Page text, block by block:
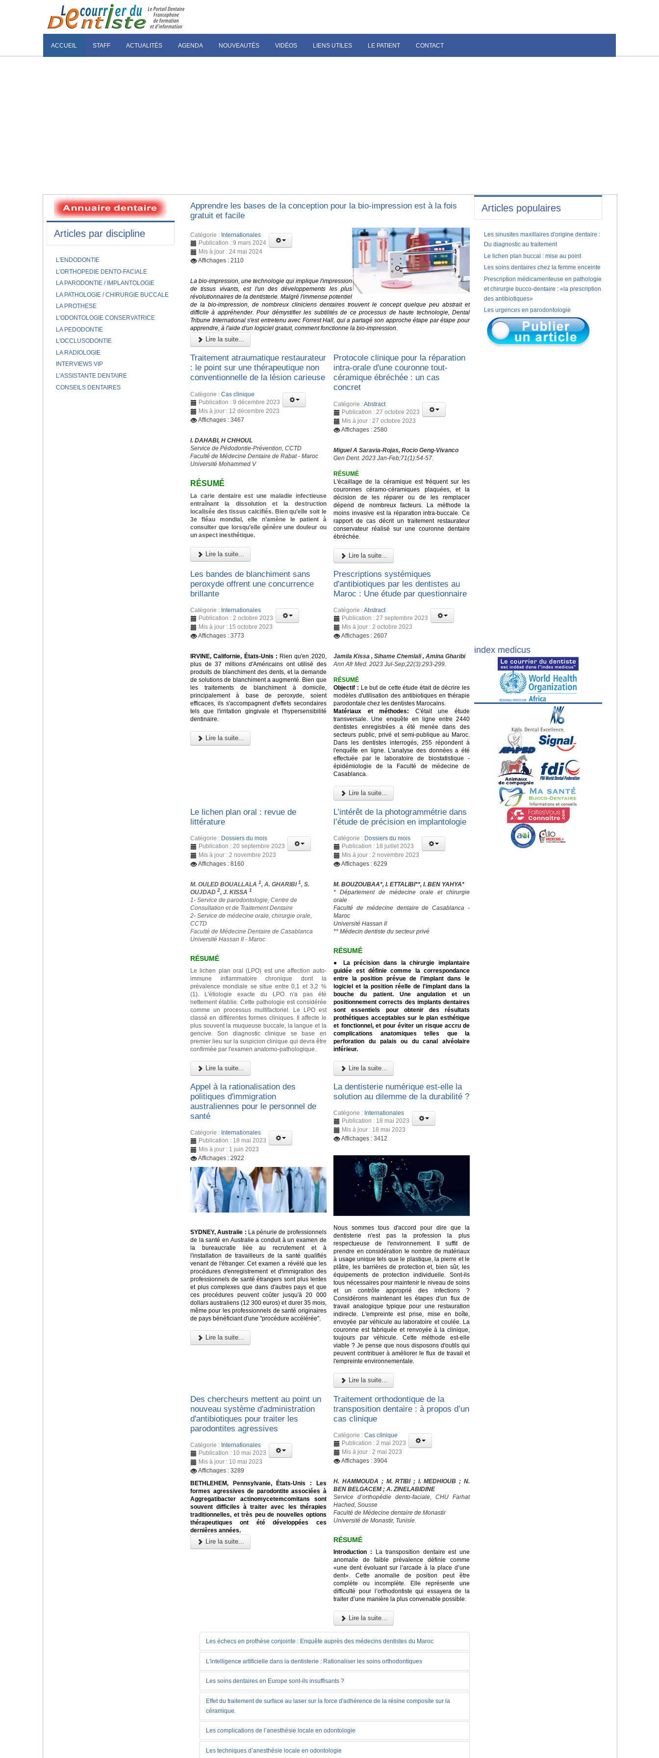
ACCUEIL STAFF ACTUALITÉS AGENDA NOUVEAUTÉS VIDÉOS LIENS UTILES LE PATIENT CONTACT
Apprendre les bases de la conception pour la bio-impression est à la fois
gratuit et facile
Catégorie : Internationales
Publication : 9 mars 2024
Mis à jour : 24 mai 2024
Affichages : 2110
La bio-impression, une technologie qui implique l'impression
de tissus vivants, est l'un des développements les plus
révolutionnaires de la dentisterie. Malgré l'immense potentiel
de la bio-impression, de nombreux cliniciens dentaires trouvent le concept quelque peu abstrait et
difficile à appréhender. Pour démystifier les subtilités de ce processus de haute technologie, Dental
Tribune International s'est entretenu avec Forrest Hall, qui a partagé son approche étape par étape pour
apprendre, à l'aide d'un logiciel gratuit, comment fonctionne la bio-impression.
Lire la suite...
Traitement atraumatique restaurateur
: le point sur une thérapeutique non
conventionnelle de la lésion carieuse
Catégorie : Cas clinique
Publication : 9 décembre 2023
Mis à jour : 12 décembre 2023
Affichages : 3467
I. DAHABI, H CHHOUL
Service de Pédodontie-Prévention, CCTD
Faculté de Médecine Dentaire de Rabat - Maroc
Université Mohammed V
RÉSUMÉ
La carie dentaire est une maladie infectieuse
entraînant la dissolution et la destruction
localisée des tissus calcifiés. Bien qu’elle soit le
3e fléau mondial, elle n’amène le patient à
consulter que lorsqu’elle génère une douleur ou
un aspect inesthétique.
Lire la suite...
Protocole clinique pour la réparation
intra-orale d'une couronne tout-
céramique ébréchée : un cas
concret
Catégorie :Abstract
Publication : 27 octobre 2023
Mis à jour : 27 octobre 2023
Affichages : 2580
Miguel A Saravia-Rojas, Rocio Geng-Vivanco
Gen Dent. 2023 Jan-Feb;71(1):54-57.
RÉSUMÉ
L'écaillage de la céramique est fréquent sur les
couronnes céramo-céramiques plaquées, et la
décision de les réparer ou de les remplacer
dépend de nombreux facteurs. La méthode la
moins invasive est la réparation intra-buccale. Ce
rapport de cas décrit un traitement restaurateur
conservateur réalisé sur une couronne dentaire
ébréchée.
Lire la suite...
Les bandes de blanchiment sans
peroxyde offrent une concurrence
brillante
Catégorie : Internationales
Publication : 2 octobre 2023
Mis à jour : 15 octobre 2023
Affichages : 3773
IRVINE, Californie, États-Unis : Rien qu'en 2020,
plus de 37 millions d'Américains ont utilisé des
produits de blanchiment des dents, et la demande
de solutions de blanchiment a augmenté. Bien que
les traitements de blanchiment à domicile,
principalement à base de peroxyde, soient
efficaces, ils s'accompagnent d'effets secondaires
tels que l'irritation gingivale et l'hypersensibilité
dentinaire.
Lire la suite...
Prescriptions systémiques
d'antibiotiques par les dentistes au
Maroc : Une étude par questionnaire
Catégorie :Abstract
Publication : 27 septembre 2023
Mis à jour : 2 octobre 2023
Affichages : 2607
Jamila Kissa , Sihame Chemlali , Amina Gharibi
Ann Afr Med. 2023 Jul-Sep;22(3):293-299.
RÉSUMÉ
Objectif : Le but de cette étude était de décrire les
modèles d'utilisation des antibiotiques en thérapie
parodontale chez les dentistes Marocains.
Matériaux et méthodes: C'était une étude
transversale. Une enquête en ligne entre 2440
dentistes enregistrées a été menée dans des
secteurs public, privé et semi-publique au Maroc.
Dans les dentistes interrogés, 255 répondent à
l'enquête en ligne. L'analyse des données a été
effectuée par le laboratoire de biostatistique -
épidémiologie de la Faculté de médecine de
Casablanca.
Lire la suite...
Le lichen plan oral : revue de
littérature
Catégorie : Dossiers du mois
Publication : 20 septembre 2023
Mis à jour : 2 novembre 2023
Affichages : 8160
M. OULED BOUALLALA 1, A. GHARIBI1, S.
OUJDAD 2, J. KISSA 1
1- Service de parodontologie, Centre de
Consultation et de Traitement Dentaire
2- Service de médecine orale, chirurgie orale,
CCTD
Faculté de Médecine Dentaire de Casablanca
Université Hassan II - Maroc
RÉSUMÉ
Le lichen plan oral (LPO) est une affection auto-
immune inflammatoire chronique dont la
prévalence mondiale se situe entre 0,1 et 3,2 %
(1). L'étiologie exacte du LPO n'a pas été
nettement établie. Cette pathologie est considérée
comme un processus multifactoriel. Le LPO est
classé en différentes formes cliniques. Il affecte le
plus souvent la muqueuse buccale, la langue et la
gencive. Son diagnostic clinique se base en
premier lieu sur la suspicion clinique qui devra être
confirmée par l'examen anatomo-pathologique.
Lire la suite...
L’intérêt de la photogrammétrie dans
l’étude de précision en implantologie
Catégorie : Dossiers du mois
Publication : 18 juillet 2023
Mis à jour : 2 novembre 2023
Affichages : 6229
M. BOUZOUBAA*, I. ETTALIBI**, I. BEN YAHYA*
* Département de médecine orale et chirurgie
orale
Faculté de médecine dentaire de Casablanca -
Maroc
Université Hassan II
** Médecin dentiste du secteur privé
RÉSUMÉ
● La précision dans la chirurgie implantaire
guidée est définie comme la correspondance
entre la position prévue de l'implant dans le
logiciel et la position réelle de l'implant dans la
bouche du patient. Une angulation et un
positionnement corrects des implants dentaires
sont essentiels pour obtenir des résultats
prothétiques acceptables sur le plan esthétique
et fonctionnel, et pour éviter un risque accru de
complications anatomiques telles que la
perforation du palais ou du canal alvéolaire
inférieur.
Lire la suite...
Appel à la rationalisation des
politiques d'immigration
australiennes pour le personnel de
santé
Catégorie : Internationales
Publication : 18 mai 2023
Mis à jour : 1 juin 2023
Affichages : 2922
SYDNEY, Australie : La pénurie de professionnels
de la santé en Australie a conduit à un examen de
la bureaucratie liée au recrutement et à
l'installation de travailleurs de la santé qualifiés
venant de l'étranger. Cet examen a révélé que les
procédures d'enregistrement et d'immigration des
professionnels de santé étrangers sont plus lentes
et plus complexes que dans d'autres pays et que
ces procédures peuvent coûter jusqu'à 20 000
dollars australiens (12 300 euros) et durer 35 mois,
même pour les professionnels de santé originaires
de pays bénéficiant d'une "procédure accélérée".
Lire la suite...
La dentisterie numérique est-elle la
solution au dilemme de la durabilité ?
Catégorie : Internationales
Publication : 18 mai 2023
Mis à jour : 18 mai 2023
Affichages : 3412
Nous sommes tous d'accord pour dire que la
dentisterie n'est pas la profession la plus
respectueuse de l'environnement. Il suffit de
prendre en considération le nombre de matériaux
à usage unique tels que le plastique, la pierre et le
plâtre, les barrières de protection et, bien sûr, les
équipements de protection individuelle. Sont-ils
tous nécessaires pour maintenir le niveau de soins
et un contrôle approprié des infections ?
Considérons maintenant les étapes d'un flux de
travail analogique typique pour une restauration
indirecte. L'empreinte est prise, mise en boîte,
envoyée par véhicule au laboratoire et coulée. La
couronne est fabriquée et renvoyée à la clinique,
toujours par véhicule. Cette méthode est-elle
viable ? Je pense que nous disposons d'outils qui
peuvent contribuer à améliorer le flux de travail et
l'empreinte environnementale.
Lire la suite...
Des chercheurs mettent au point un
nouveau système d'administration
d'antibiotiques pour traiter les
parodontites agressives
Catégorie : Internationales
Publication : 10 mai 2023
Mis à jour : 10 mai 2023
Affichages : 3289
BETHLEHEM, Pennsylvanie, États-Unis : Les
formes agressives de parodontite associées à
Aggregatibacter actinomycetemcomitans sont
souvent difficiles à traiter avec les thérapies
traditionnelles, et très peu de nouvelles options
thérapeutiques ont été développées ces
dernières années.
Lire la suite...
Traitement orthodontique de la
transposition dentaire : à propos d’un
cas clinique
Catégorie :Cas clinique
Publication : 2 mai 2023
Mis à jour : 2 mai 2023
Affichages : 3904
H. HAMMOUDA ; M. RTIBI ; I. MEDHIOUB ; N.
BEN BELGACEM ; A. ZINELABIDINE
Service d’orthopédie dento-faciale, CHU Farhat
Hached, Sousse
Faculté de Médecine dentaire de Monastir
Université de Monastir, Tunisie.
RÉSUMÉ
Introduction : La transposition dentaire est une
anomalie de faible prévalence définie comme
«une dent évoluant sur l’arcade à la place d’une
dent». Cette anomalie de position peut être
complète ou incomplète. Elle représente une
difficulté pour l’orthodontiste qui essayera de la
traiter d’une manière la plus convenable possible.
Lire la suite...
Les échecs en prothèse conjointe : Enquête auprès des médecins dentistes du Maroc
L'intelligence artificielle dans la dentisterie : Rationaliser les soins orthodontiques
Les soins dentaires en Europe sont-ils insuffisants ?
Effet du traitement de surface au laser sur la force d'adhérence de la résine composite sur la
céramique.
Les complications de l’anesthésie locale en odontologie
Les techniques d’anesthésie locale en odontologie
Articles par discipline
L'ENDODONTIE
L'ORTHOPEDIE DENTO-FACIALE
LA PARODONTIE / IMPLANTOLOGIE
LA PATHOLOGIE / CHIRURGIE BUCCALE
LA PROTHESE
L'ODONTOLOGIE CONSERVATRICE
LA PEDODONTIE
L'OCCLUSODONTIE
LA RADIOLOGIE
INTERVIEWS VIP
L'ASSISTANTE DENTAIRE
CONSEILS DENTAIRES
Articles populaires
Les sinusites maxillaires d'origine dentaire :
Du diagnostic au traitement
Le lichen plan buccal : mise au point
Les soins dentaires chez la femme enceinte
Prescription médicamenteuse en pathologie
et chirurgie bucco-dentaire : «la prescription
des antibiotiques»
Les urgences en parodontologie
index medicus